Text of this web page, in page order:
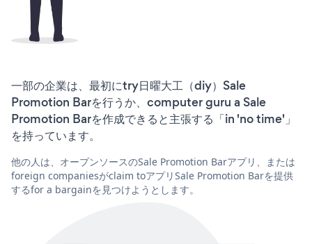
一部の企業は、最初にtry日曜大工（diy）Sale
Promotion Barを行うか、computer guru a Sale
Promotion Barを作成できると主張する「in 'no time'」
を持っています。
他の人は、オープンソースのSale Promotion Barアプリ、または
foreign companiesがclaim toアプリSale Promotion Barを提供
するfor a bargainを見つけようとします。